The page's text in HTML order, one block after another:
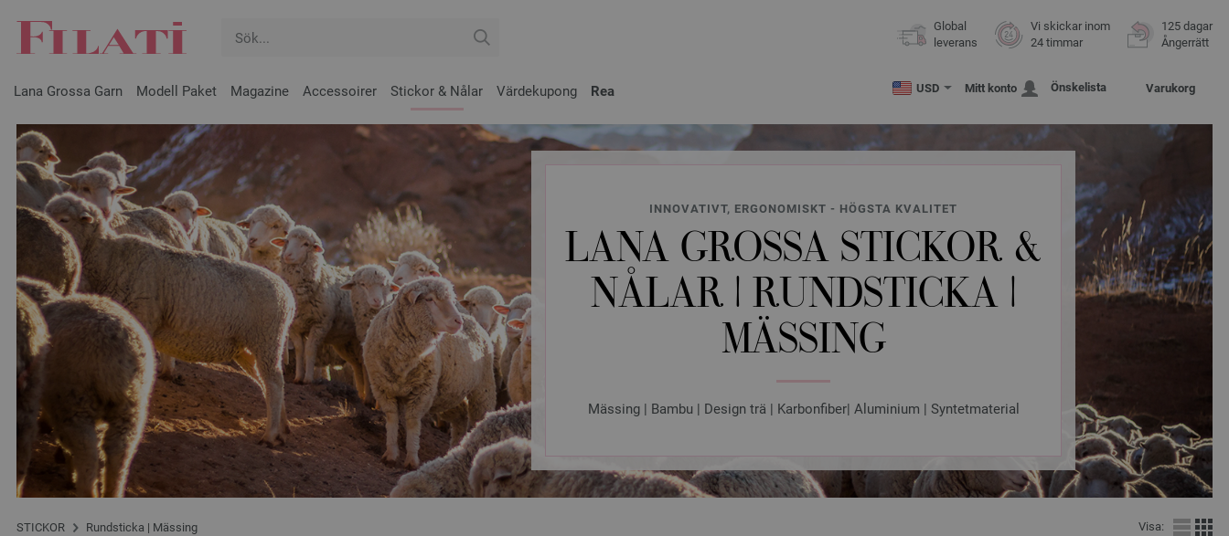
Global
leverans
Vi skickar inom
24 timmar
125 dagar
Ångerrätt
Lana Grossa Garn Modell Paket Magazine Accessoirer Stickor & Nålar Värdekupong Rea USD Mitt konto Önskelista Varukorg
INNOVATIVT, ERGONOMISKT - HÖGSTA KVALITET
LANA GROSSA STICKOR &
NÅLAR | RUNDSTICKA |
MÄSSING
Mässing | Bambu | Design trä | Karbonfiber| Aluminium | Syntetmaterial
STICKOR Rundsticka | Mässing Visa: